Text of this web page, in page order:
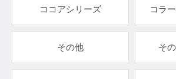
ココアシリーズ コラ
その他 そ